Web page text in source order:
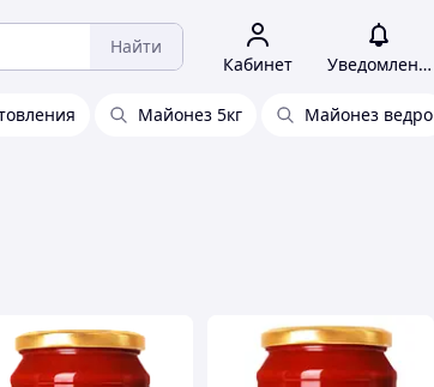
Найти
Кабинет Уведомления
Майонез 5кг Майонез ведро